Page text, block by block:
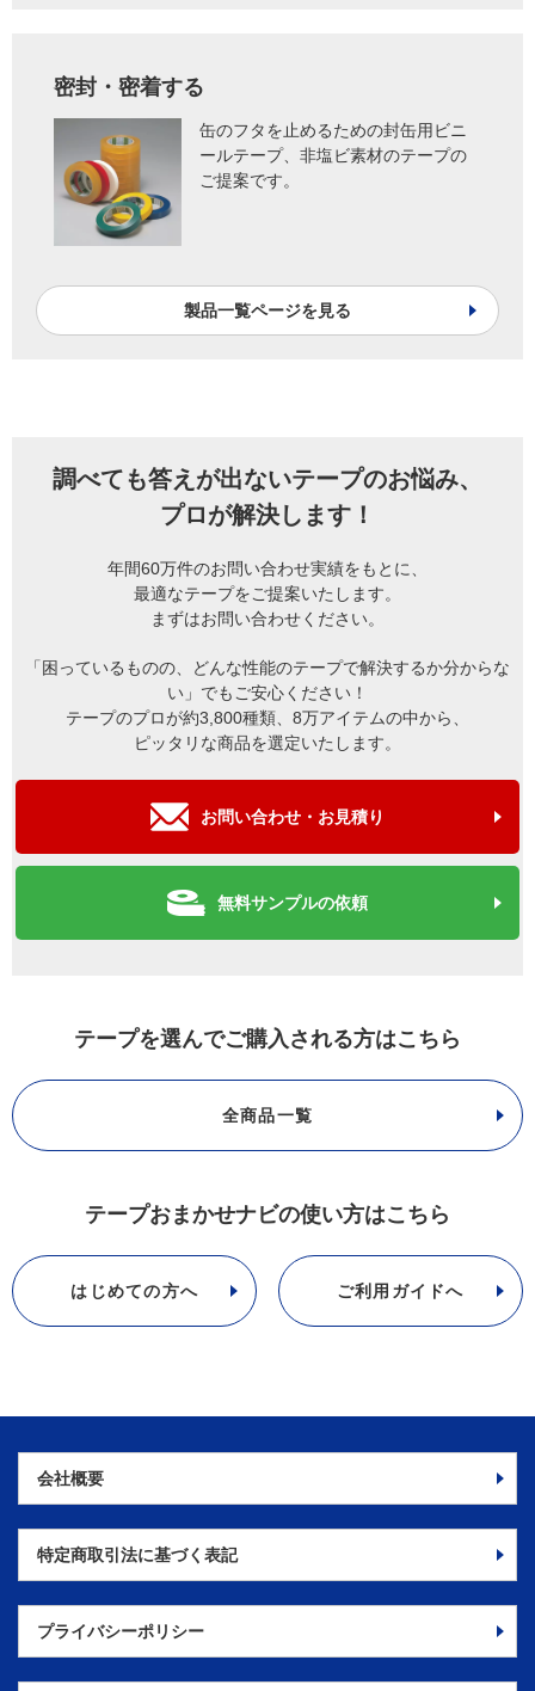
密封・密着する
缶のフタを止めるための封缶用ビニ
ールテープ、非塩ビ素材のテープの
ご提案です。
製品一覧ページを見る
調べても答えが出ないテープのお悩み、
プロが解決します！
年間60万件のお問い合わせ実績をもとに、
最適なテープをご提案いたします。
まずはお問い合わせください。
「困っているものの、どんな性能のテープで解決するか分からな
い」でもご安心ください！
テープのプロが約3,800種類、8万アイテムの中から、
ピッタリな商品を選定いたします。
お問い合わせ・お見積り
無料サンプルの依頼
テープを選んでご購入される方はこちら
全商品一覧
テープおまかせナビの使い方はこちら
はじめての方へ ご利用ガイドへ
会社概要
特定商取引法に基づく表記
プライバシーポリシー